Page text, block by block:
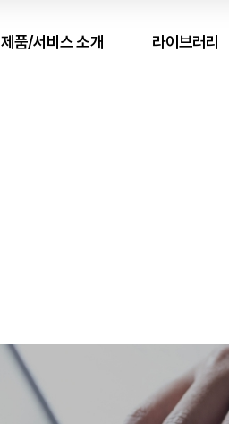
제품/서비스 소개 라이브러리